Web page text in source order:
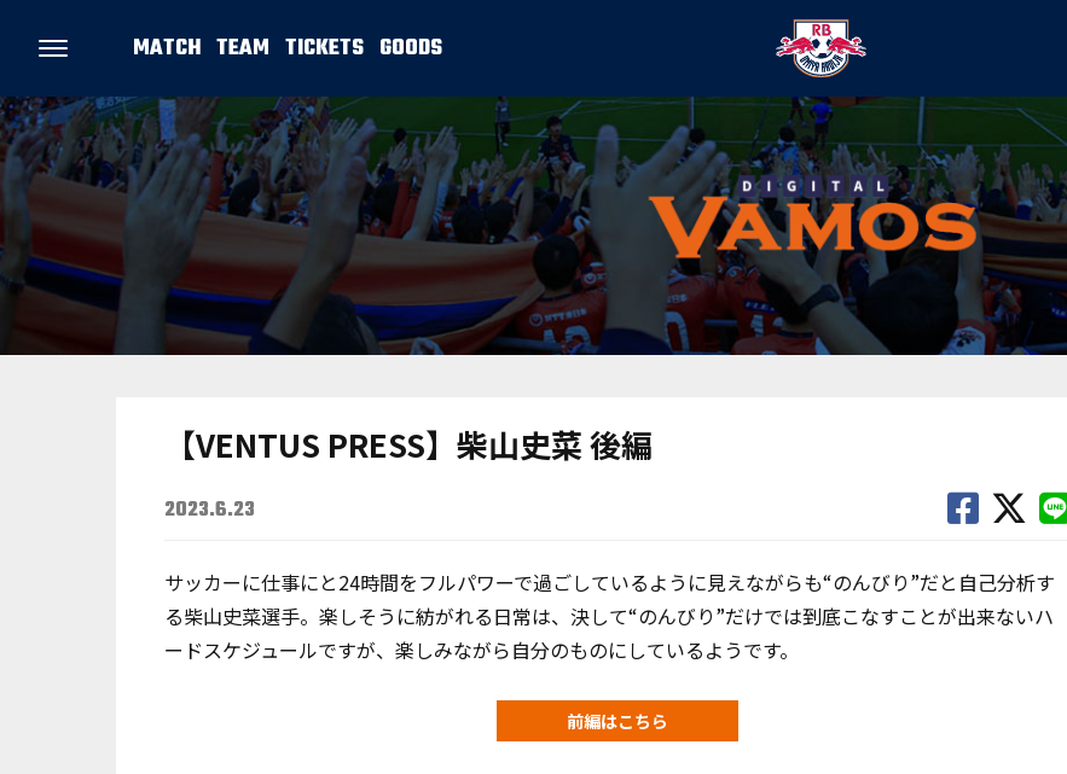
MATCH TEAM TICKETS GOODS
【VENTUS PRESS】柴山史菜 後編
2023.6.23
サッカーに仕事にと24時間をフルパワーで過ごしているように見えながらも“のんびり”だと自己分析す
る柴山史菜選手。楽しそうに紡がれる日常は、決して“のんびり”だけでは到底こなすことが出来ないハ
ードスケジュールですが、楽しみながら自分のものにしているようです。
前編はこちら